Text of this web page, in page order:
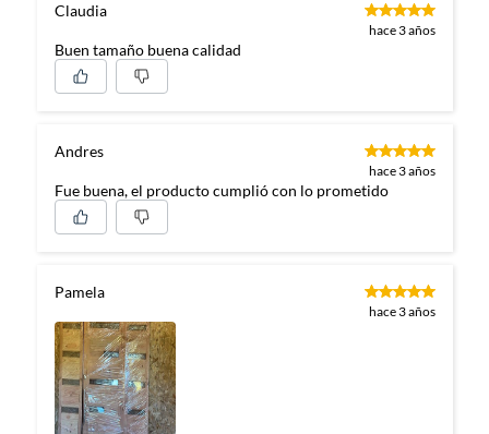
Claudia
hace 3 años
Buen tamaño buena calidad
Andres
hace 3 años
Fue buena, el producto cumplió con lo prometido
Pamela
hace 3 años